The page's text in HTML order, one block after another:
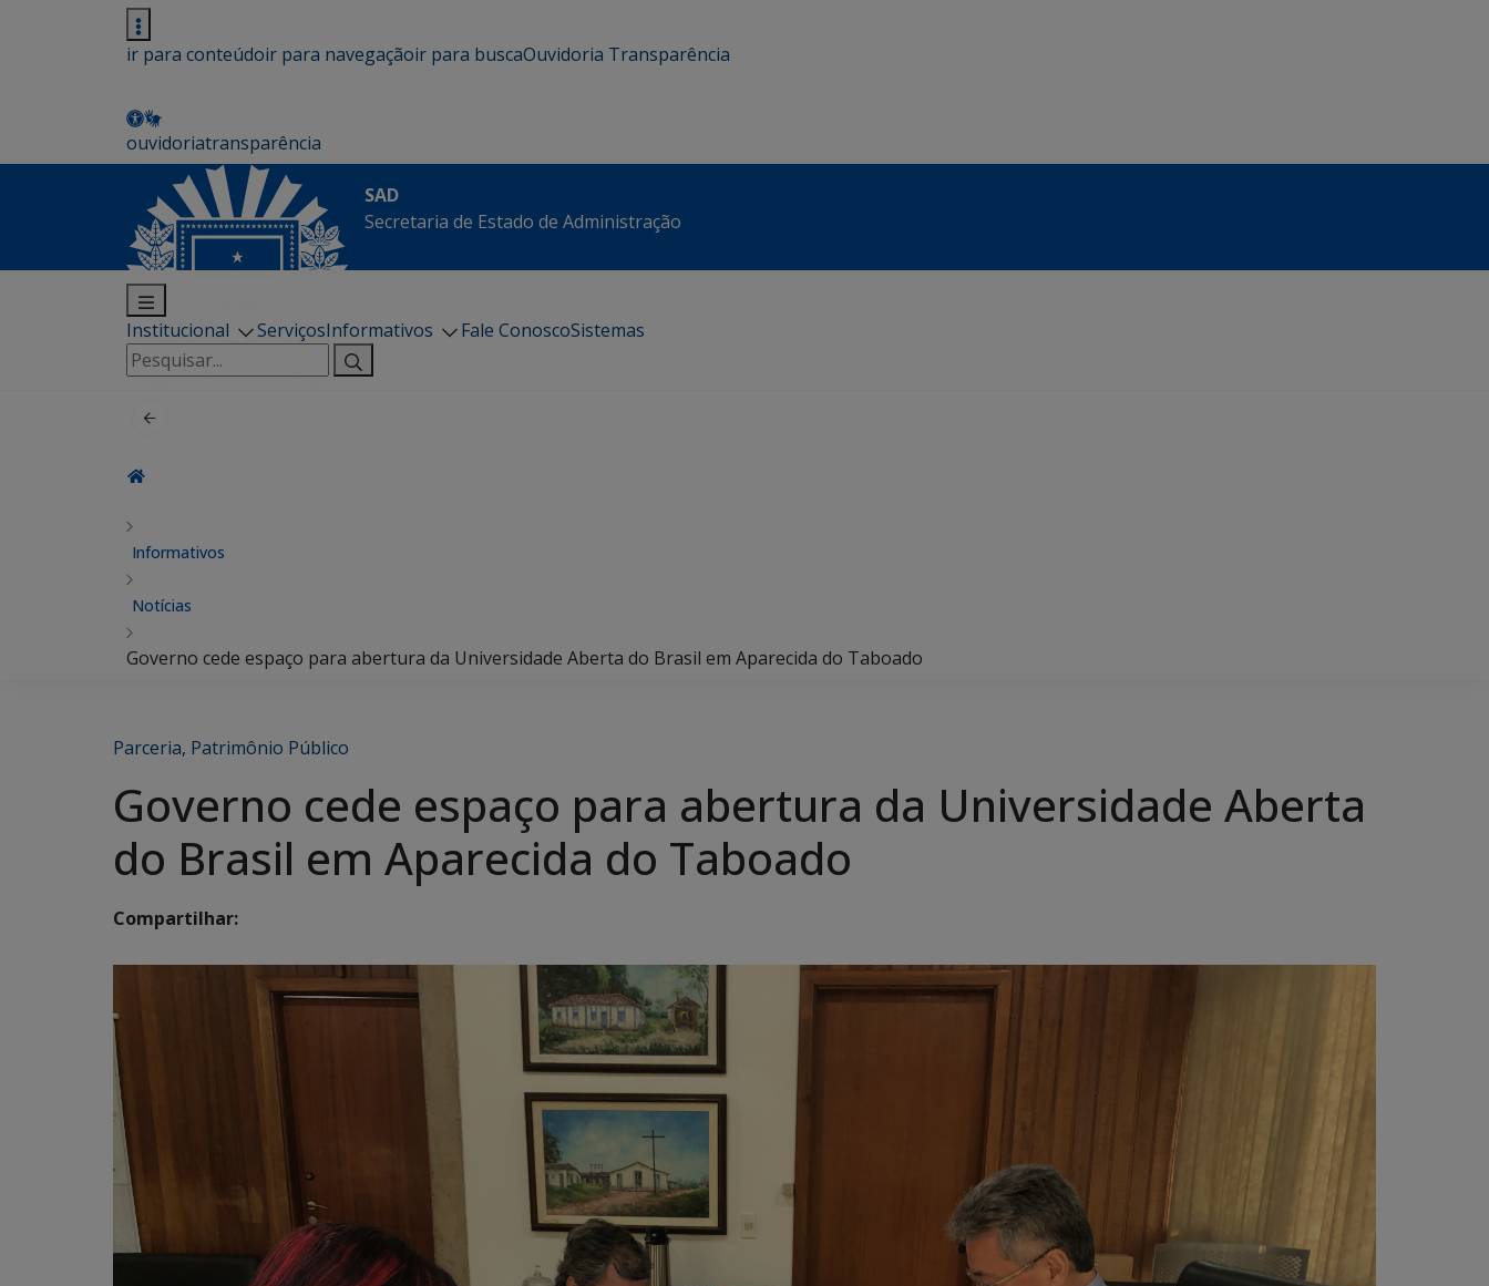
ir para conteúdoir para navegaçãoir para buscaOuvidoria Transparência
ouvidoriatransparência
SAD
Secretaria de Estado de Administração
Institucional ServiçosInformativos Fale ConoscoSistemas
Pesquisar
por:
Informativos
Notícias
Governo cede espaço para abertura da Universidade Aberta do Brasil em Aparecida do Taboado
Parceria, Patrimônio Público
Governo cede espaço para abertura da Universidade Aberta
do Brasil em Aparecida do Taboado
Compartilhar: